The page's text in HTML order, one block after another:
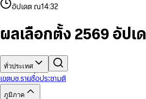
9 9
5
7
8
993
5
6
8
9
84
6
7
9
3
5
6
8
9
7
9
อัปเดต ณ14:32
ผลเลือกตั้ง 2569 อัปเ
ทั่วประเทศ
เขตบช.รายชื่อประชามติ
ภูมิภาค